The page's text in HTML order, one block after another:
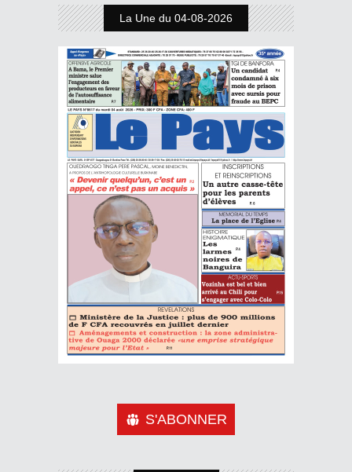
La Une du 04-08-2026
S'ABONNER